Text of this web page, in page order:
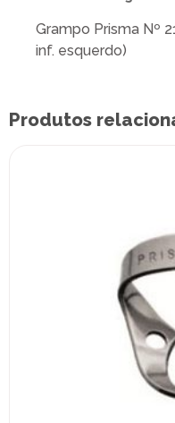
Grampo Prisma Nº
inf. esquerdo)
Produtos